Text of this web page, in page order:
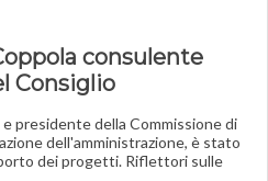
consulente
Consiglio
presidente della Commissione di
dell'amministrazione, è stato
dei progetti. Riflettori sulle